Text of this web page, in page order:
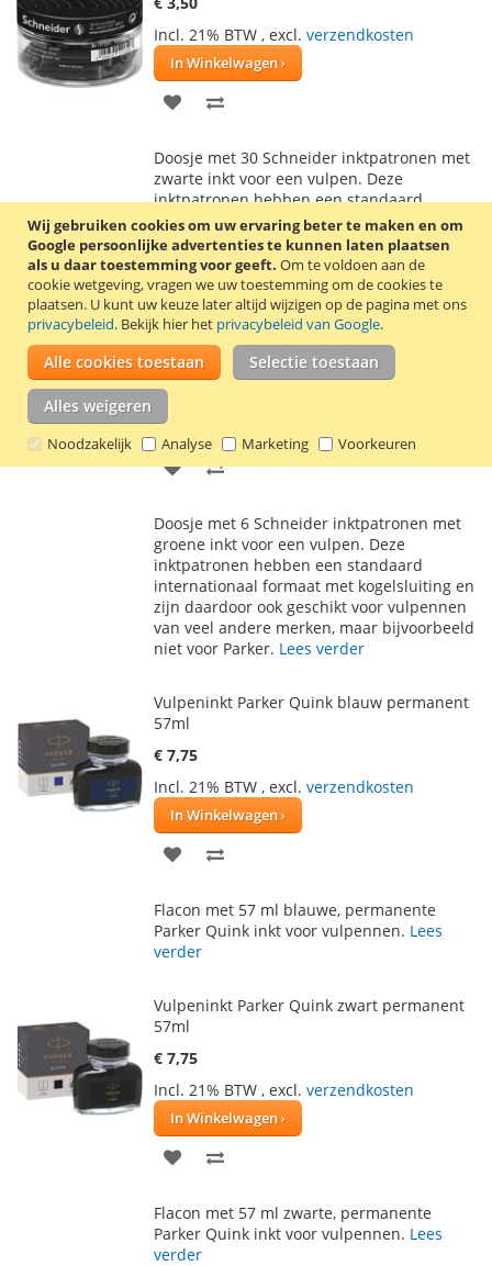
Wij gebruiken cookies om uw ervaring beter te maken en om
Google persoonlijke advertenties te kunnen laten plaatsen
als u daar toestemming voor geeft. Om te voldoen aan de
cookie wetgeving, vragen we uw toestemming om de cookies te
plaatsen. U kunt uw keuze later altijd wijzigen op de pagina met ons
privacybeleid. Bekijk hier het privacybeleid van Google.
Alle cookies toestaan Selectie toestaan
Alles weigeren
Noodzakelijk Analyse Marketing Voorkeuren
Incl. 21% BTW , excl. verzendkosten
In Winkelwagen
VOEG
AAN
VERLANGLIJST
TE
VERGELIJKEN
Doosje met 30 Schneider inktpatronen met
zwarte inkt voor een vulpen. Deze
inktpatronen hebben een standaard
internationaal formaat met kogelsluiting en
zijn daardoor ook geschikt voor vulpennen
van veel andere merken, maar bijvoorbeeld
niet voor Parker.Lees verder
6 Inktpatronen Schneider groen
€ 1,70
Incl. 21% BTW
VOEG
AAN
VERLANGLIJST
TOEVOEGEN
TE
VERGELIJKEN
Doosje met 6 Schneider inktpatronen met
groene inkt voor een vulpen. Deze
inktpatronen hebben een standaard
internationaal formaat met kogelsluiting en
zijn daardoor ook geschikt voor vulpennen
van veel andere merken, maar bijvoorbeeld
niet voor Parker. Lees verder
Vulpeninkt Parker Quink blauw permanent
57ml
€ 7,75
Incl. 21% BTW , excl. verzendkosten
In Winkelwagen
VOEG
AAN TE
Flacon met 57 ml blauwe, permanente
Parker Quink inkt voor vulpennen. Lees
verder
Vulpeninkt Parker Quink zwart permanent
57ml
€ 7,75
Incl. 21% BTW , excl. verzendkosten
In Winkelwagen
VOEG
AAN TE
Flacon met 57 ml zwarte, permanente
Parker Quink inkt voor vulpennen. Lees
verder